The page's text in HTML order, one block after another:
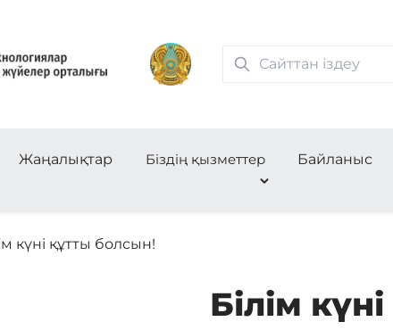
Жаңалықтар Біздің қызметтер Байланыс
күні құтты болсын!
Білім